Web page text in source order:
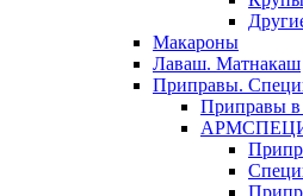
Макароны
Лаваш. Матнакаш
Приправы.
Приправы в